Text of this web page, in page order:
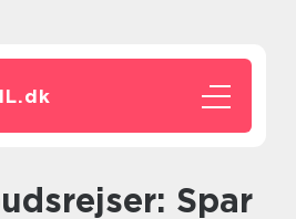
dk